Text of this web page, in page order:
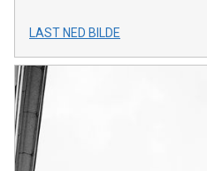
LAST NED BILDE